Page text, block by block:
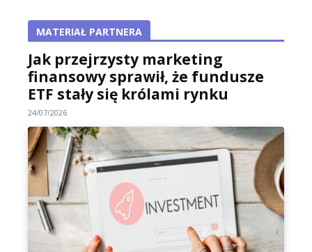
MATERIAŁ PARTNERA
Jak przejrzysty marketing
finansowy sprawił, że fundusze
ETF stały się królami rynku
24/07/2026